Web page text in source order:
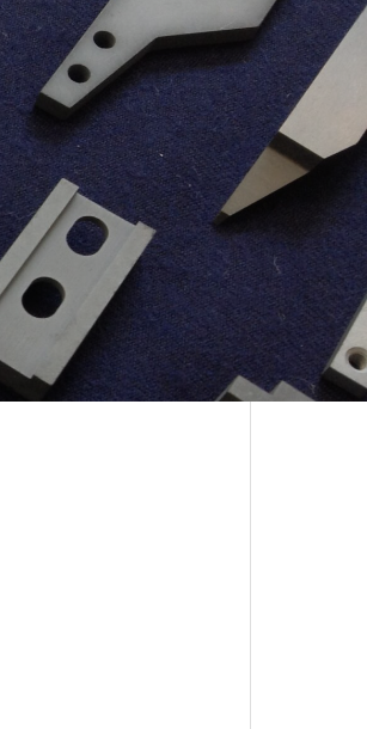
拠点事業案内
Business
information